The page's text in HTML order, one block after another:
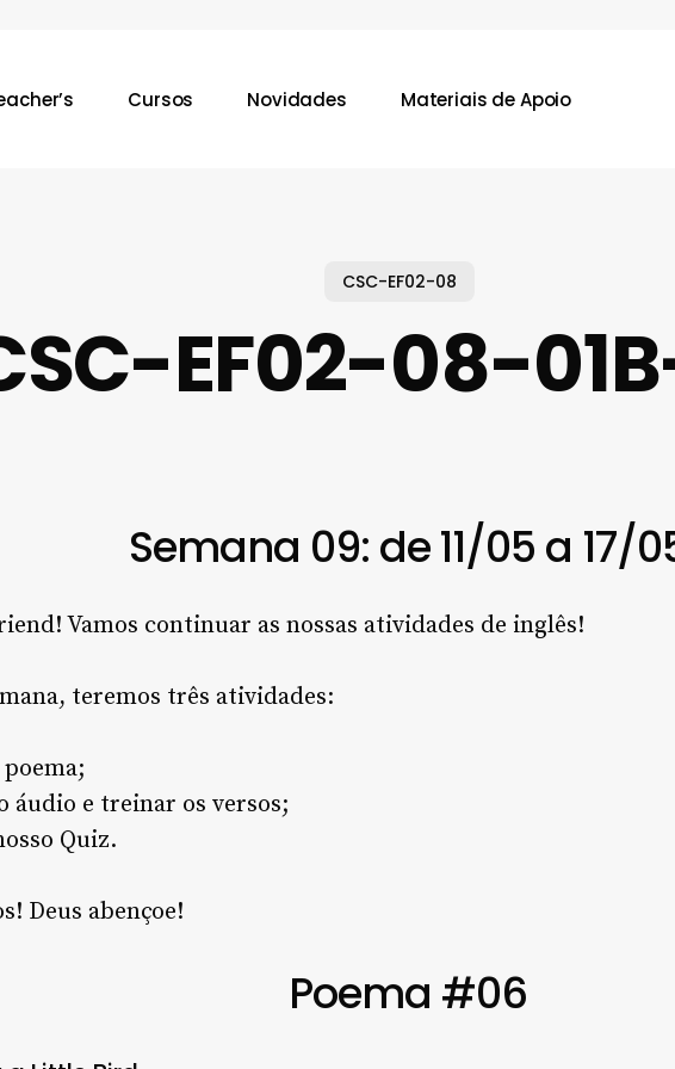
Cursos Novidades Materiais de Apoio
CSC-EF02-08
EF02-08-
Semana 09: de 11/05 a 17/
Vamos continuar as nossas atividades de inglês!
teremos três atividades:
áudio e treinar os versos;
Quiz.
Deus abençoe!
Poema #06